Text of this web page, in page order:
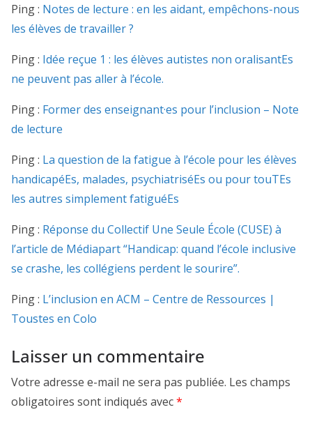
Ping : Notes de lecture : en les aidant, empêchons-nous
les élèves de travailler ?
Ping : Idée reçue 1 : les élèves autistes non oralisantEs
ne peuvent pas aller à l’école.
Ping : Former des enseignant·es pour l’inclusion – Note
de lecture
Ping : La question de la fatigue à l’école pour les élèves
handicapéEs, malades, psychiatriséEs ou pour touTEs
les autres simplement fatiguéEs
Ping : Réponse du Collectif Une Seule École (CUSE) à
l’article de Médiapart “Handicap: quand l’école inclusive
se crashe, les collégiens perdent le sourire”.
Ping : L’inclusion en ACM – Centre de Ressources |
Toustes en Colo
Laisser un commentaire
Votre adresse e-mail ne sera pas publiée. Les champs
obligatoires sont indiqués avec*